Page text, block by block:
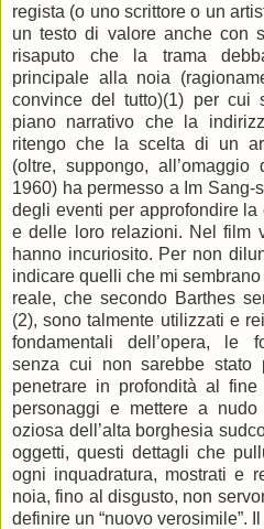
regista (o uno scrittore o un
un testo di valore anche con
risaputo che la trama
principale alla noia
convince del tutto)(1) per cui
piano narrativo che la
ritengo che la scelta di un
(oltre, suppongo, all’omaggio
1960) ha permesso a Im Sang-
degli eventi per approfondire
e delle loro relazioni. Nel film
hanno incuriosito. Per non
indicare quelli che mi
reale, che secondo Barthes
(2), sono talmente utilizzati e
fondamentali dell’opera, le
senza cui non sarebbe stato
penetrare in profondità al
personaggi e mettere a
oziosa dell’alta borghesia
oggetti, questi dettagli che
ogni inquadratura, mostrati e
noia, fino al disgusto, non
definire un “nuovo verosimile”.